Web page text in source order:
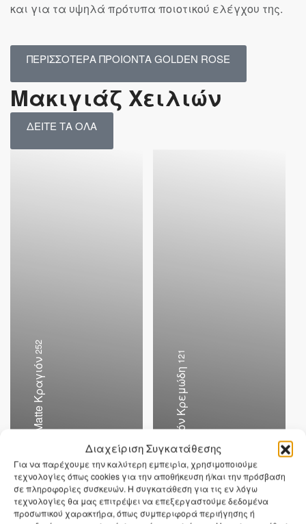
Διαχείριση Συγκατάθεσης
Για να παρέχουμε την καλύτερη εμπειρία, χρησιμοποιούμε
τεχνολογίες όπως cookies για την αποθήκευση ή/και την πρόσβαση
σε πληροφορίες συσκευών. Η συγκατάθεση για τις εν λόγω
τεχνολογίες θα μας επιτρέψει να επεξεργαστούμε δεδομένα
προσωπικού χαρακτήρα, όπως συμπεριφορά περιήγησης ή
και για τα υψηλά πρότυπα ποιοτικού ελέγχου της.
ΠΕΡΙΣΣΟΤΕΡΑ ΠΡΟΙΟΝΤΑ GOLDEN ROSE
Μακιγιάζ Χειλιών
ΔΕΙΤΕ ΤΑ ΟΛΑ
Υγρά Matte Κραγιόν
252
Κραγιόν Κρεμώδη
121
01 — 07